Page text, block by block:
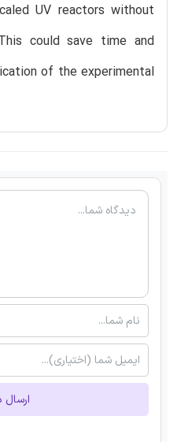
UV reactors without
could save time and
of the experimental
ارسال